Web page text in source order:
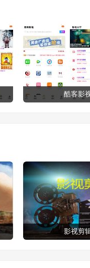
酷客影
影视剪